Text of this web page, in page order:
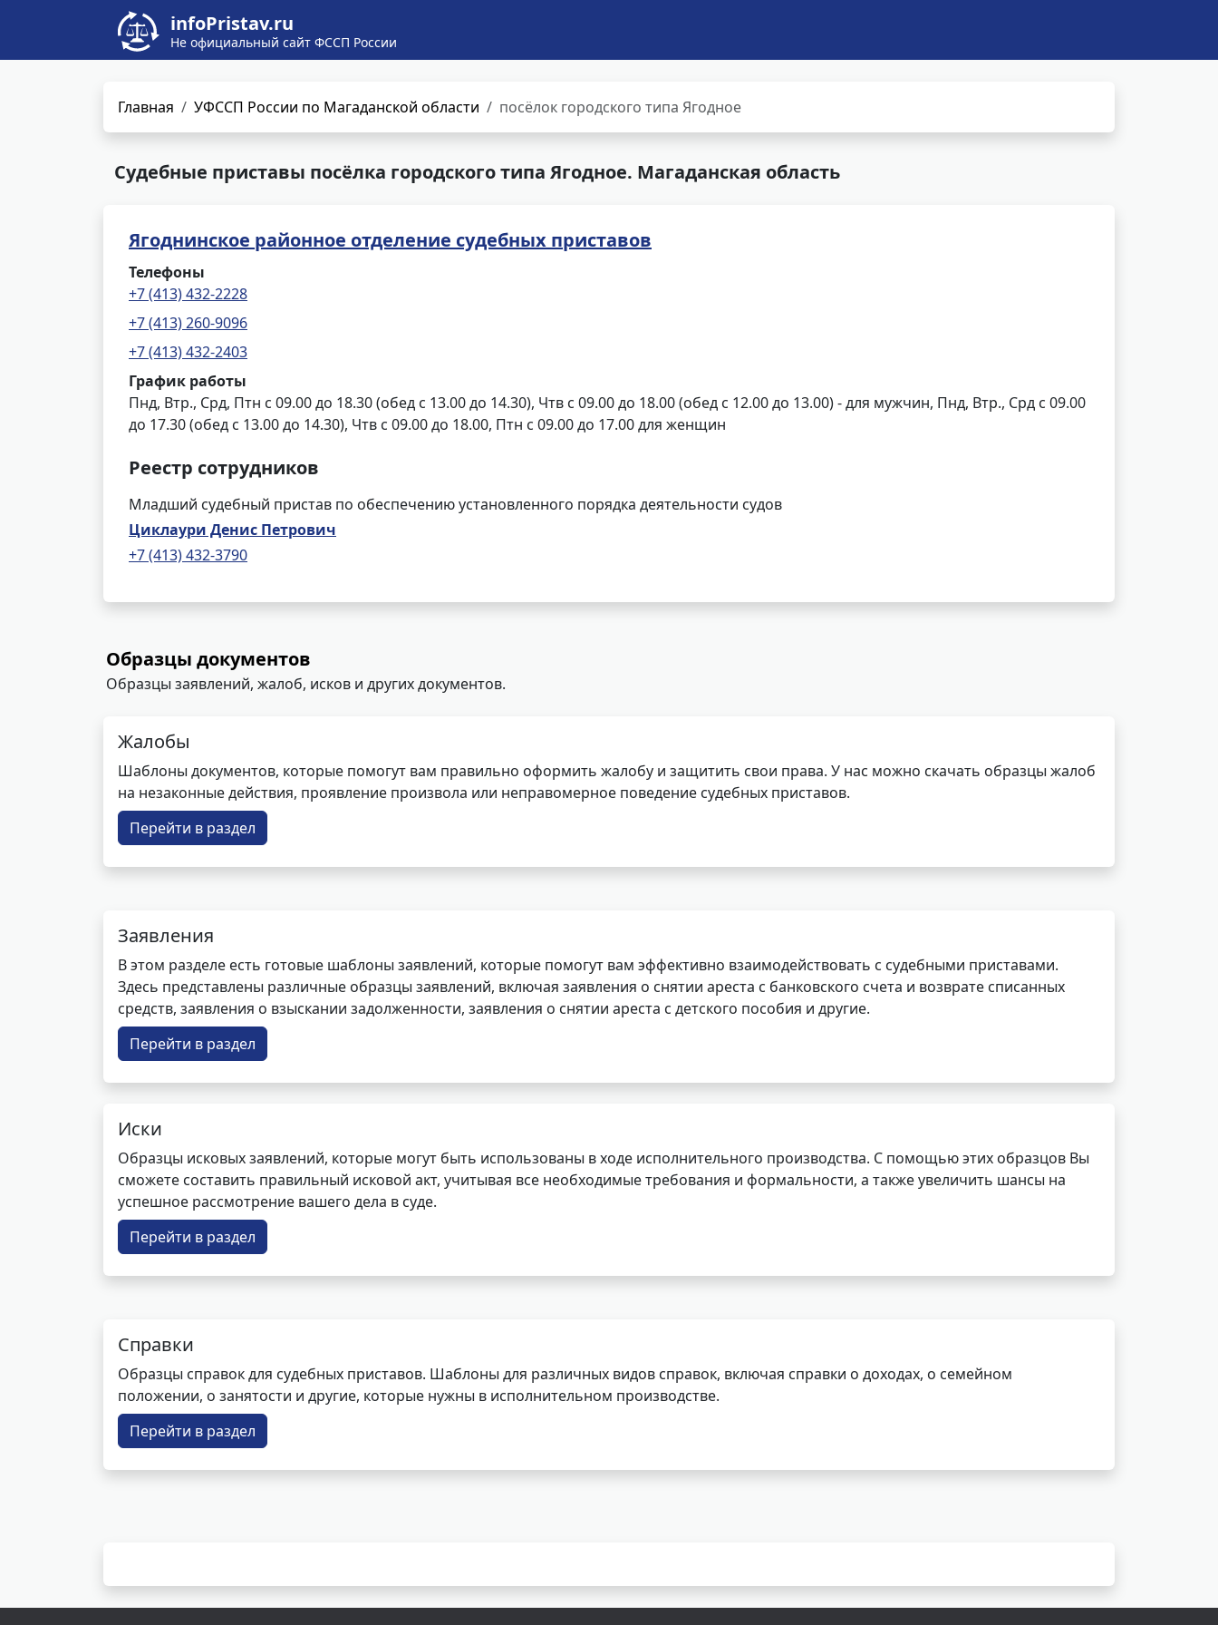
infoPristav.ru
Не официальный сайт ФССП России
Главная УФССП России по Магаданской области посёлок городского типа Ягодное
Судебные приставы посёлка городского типа Ягодное. Магаданская область
Ягоднинское районное отделение судебных приставов
Телефоны
+7 (413) 432-2228
+7 (413) 260-9096
+7 (413) 432-2403
График работы
Пнд, Втр., Срд, Птн с 09.00 до 18.30 (обед с 13.00 до 14.30), Чтв с 09.00 до 18.00 (обед с 12.00 до 13.00) - для мужчин, Пнд, Втр., Срд с 09.00
до 17.30 (обед с 13.00 до 14.30), Чтв с 09.00 до 18.00, Птн с 09.00 до 17.00 для женщин
Реестр сотрудников
Младший судебный пристав по обеспечению установленного порядка деятельности судов
Циклаури Денис Петрович
+7 (413) 432-3790
Образцы документов
Образцы заявлений, жалоб, исков и других документов.
Жалобы
Шаблоны документов, которые помогут вам правильно оформить жалобу и защитить свои права. У нас можно скачать образцы жалоб
на незаконные действия, проявление произвола или неправомерное поведение судебных приставов.
Перейти в раздел
Заявления
В этом разделе есть готовые шаблоны заявлений, которые помогут вам эффективно взаимодействовать с судебными приставами.
Здесь представлены различные образцы заявлений, включая заявления о снятии ареста с банковского счета и возврате списанных
средств, заявления о взыскании задолженности, заявления о снятии ареста с детского пособия и другие.
Перейти в раздел
Иски
Образцы исковых заявлений, которые могут быть использованы в ходе исполнительного производства. С помощью этих образцов Вы
сможете составить правильный исковой акт, учитывая все необходимые требования и формальности, а также увеличить шансы на
успешное рассмотрение вашего дела в суде.
Перейти в раздел
Справки
Образцы справок для судебных приставов. Шаблоны для различных видов справок, включая справки о доходах, о семейном
положении, о занятости и другие, которые нужны в исполнительном производстве.
Перейти в раздел